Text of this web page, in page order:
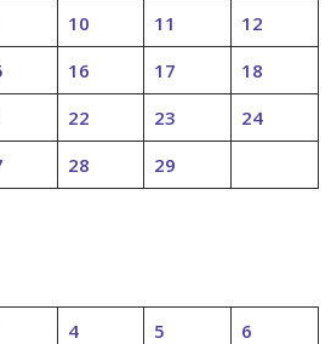
10 11
12
16 17
18
22 23
24
28 29
4 5
6